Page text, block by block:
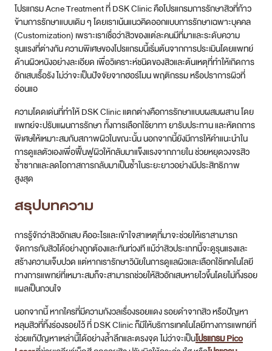
โปรแกรม Acne Treatment ที่ DSK Clinic คือโปรแกรมการรักษาสิวที่ก้าว
ข้ามการรักษาแบบเดิม ๆ โดยเราเน้นแนวคิดออกแบบการรักษาเฉพาะบุคคล
(Customization) เพราะเราเชื่อว่าสิวของแต่ละคนมีที่มาและระดับความ
รุนแรงที่ต่างกัน ความพิเศษของโปรแกรมนี้เริ่มต้นจากการประเมินโดยแพทย์
ด้านผิวหนังอย่างละเอียด เพื่อวิเคราะห์ชนิดของสิวและต้นเหตุที่ทำให้เกิดการ
อักเสบเรื้อรัง ไม่ว่าจะเป็นปัจจัยจากฮอร์โมน พฤติกรรม หรือปราการผิวที่
อ่อนแอ
ความโดดเด่นที่ทำให้ DSK Clinic แตกต่างคือการรักษาแบบผสมผสาน โดย
แพทย์จะปรับแผนการรักษา ทั้งการเลือกใช้ยาทา ยารับประทาน และหัตถการ
พิเศษให้เหมาะสมกับสภาพผิวในขณะนั้น นอกจากนี้ยังมีการให้คำแนะนำใน
การดูแลตัวเองเพื่อฟื้นฟูผิวให้กลับมาแข็งแรงจากภายใน ช่วยหยุดวงจรสิว
ซ้ำซากและลดโอกาสการกลับมาเป็นซ้ำในระยะยาวอย่างมีประสิทธิภาพ
สูงสุด
สรุปบทความ
การรู้จักว่าสิวอักเสบ คืออะไรและเข้าใจสาเหตุที่มาจะช่วยให้เราสามารถ
จัดการกับสิวได้อย่างถูกต้องและทันท่วงที แม้ว่าสิวประเภทนี้จะดูรุนแรงและ
สร้างความเจ็บปวด แต่หากเรารักษาวินัยในการดูแลผิวและเลือกใช้เทคโนโลยี
ทางการแพทย์ที่เหมาะสมก็จะสามารถช่วยให้สิวอักเสบหายไวขึ้นโดยไม่ทิ้งรอย
แผลเป็นกวนใจ
นอกจากนี้ หากใครที่มีความกังวลเรื่องรอยแดง รอยดำจากสิว หรือปัญหา
หลุมสิวที่ทิ้งร่องรอยไว้ ที่ DSK Clinic ก็มีให้บริการเทคโนโลยีทางการแพทย์ที่
ช่วยแก้ปัญหาเหล่านี้ได้อย่างล้ำลึกและตรงจุด ไม่ว่าจะเป็นโปรแกรม Pico